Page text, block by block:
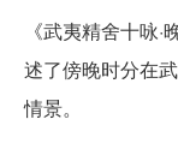
《武夷精舍十咏
述了傍晚时分在
情景。